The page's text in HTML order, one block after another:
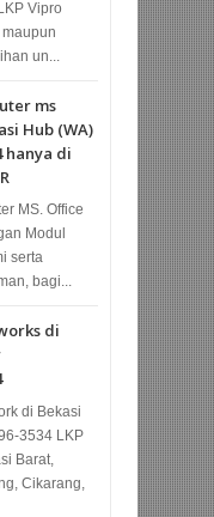
Vipro
un...
ms
Hub (WA)
hanya di
MS. Office
Modul
serta
bagi...
di
di Bekasi
3534 LKP
Barat,
Cikarang,